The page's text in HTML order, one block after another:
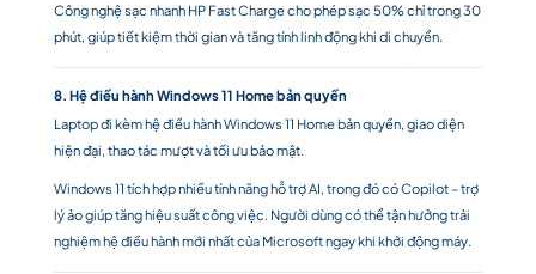
Công nghệ sạc nhanh HP Fast Charge cho phép sạc 50% chỉ trong 30
phút, giúp tiết kiệm thời gian và tăng tính linh động khi di chuyển.
8. Hệ điều hành Windows 11 Home bản quyền
Laptop đi kèm hệ điều hành Windows 11 Home bản quyền, giao diện
hiện đại, thao tác mượt và tối ưu bảo mật.
Windows 11 tích hợp nhiều tính năng hỗ trợ AI, trong đó có Copilot – trợ
lý ảo giúp tăng hiệu suất công việc. Người dùng có thể tận hưởng trải
nghiệm hệ điều hành mới nhất của Microsoft ngay khi khởi động máy.